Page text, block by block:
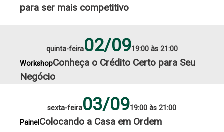
para ser mais competitivo
quinta-feira02/0919:00 às 21:00
WorkshopConheça o Crédito Certo para Seu
Negócio
sexta-feira03/0919:00 às 21:00
Painel Colocando a Casa em Ordem